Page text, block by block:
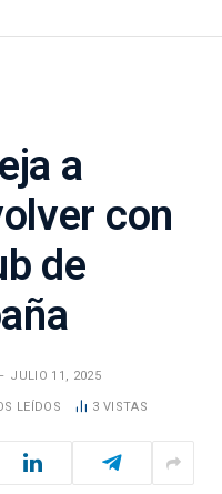
a
con
de
JULIO 11, 2025
LEÍDOS 3 VISTAS